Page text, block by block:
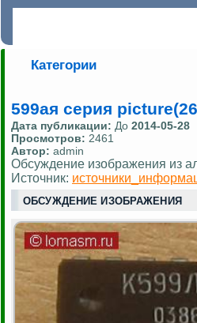
Категории
599ая серия
Дата публикации: До 2014-05-28
Просмотров: 2461
Автор: admin
Обсуждение изображения из
Источник:
ОБСУЖДЕНИЕ ИЗОБРАЖЕНИЯ